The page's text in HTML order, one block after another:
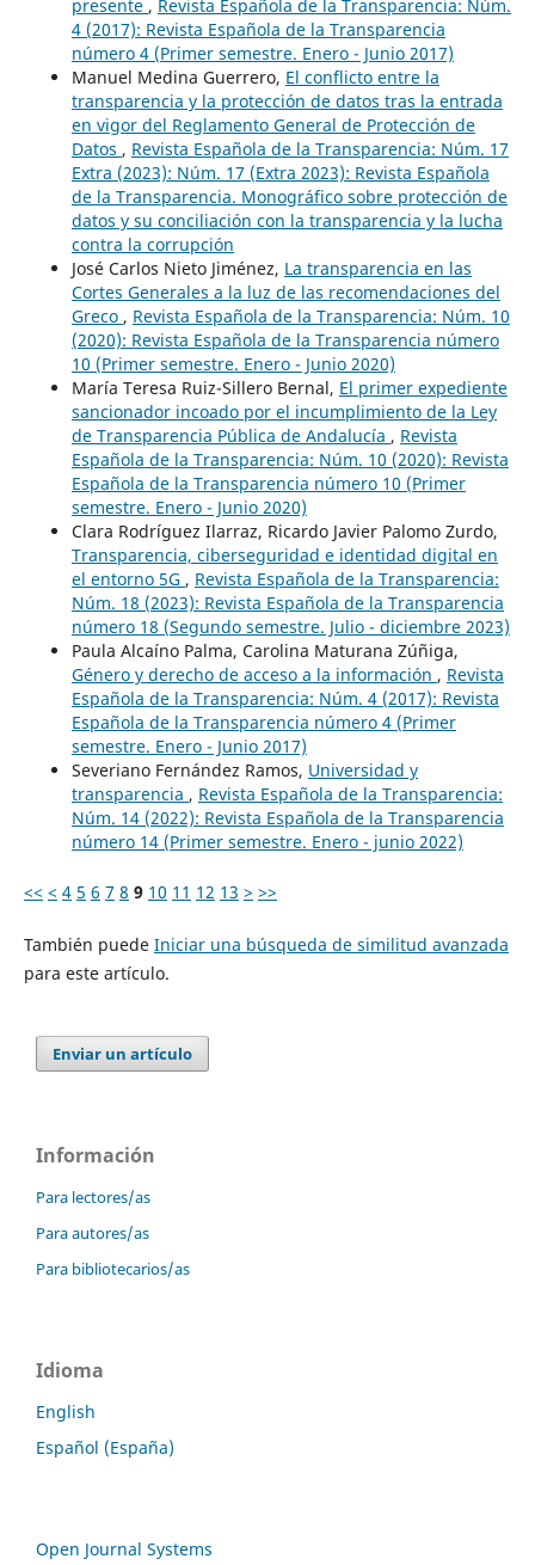
presente , Revista Española de la Transparencia: Núm.
4 (2017): Revista Española de la Transparencia
número 4 (Primer semestre. Enero - Junio 2017)
Manuel Medina Guerrero, El conflicto entre la
transparencia y la protección de datos tras la entrada
en vigor del Reglamento General de Protección de
Datos , Revista Española de la Transparencia: Núm. 17
Extra (2023): Núm. 17 (Extra 2023): Revista Española
de la Transparencia. Monográfico sobre protección de
datos y su conciliación con la transparencia y la lucha
contra la corrupción
José Carlos Nieto Jiménez, La transparencia en las
Cortes Generales a la luz de las recomendaciones del
Greco , Revista Española de la Transparencia: Núm. 10
(2020): Revista Española de la Transparencia número
10 (Primer semestre. Enero - Junio 2020)
María Teresa Ruiz-Sillero Bernal, El primer expediente
sancionador incoado por el incumplimiento de la Ley
de Transparencia Pública de Andalucía , Revista
Española de la Transparencia: Núm. 10 (2020): Revista
Española de la Transparencia número 10 (Primer
semestre. Enero - Junio 2020)
Clara Rodríguez Ilarraz, Ricardo Javier Palomo Zurdo,
Transparencia, ciberseguridad e identidad digital en
el entorno 5G , Revista Española de la Transparencia:
Núm. 18 (2023): Revista Española de la Transparencia
número 18 (Segundo semestre. Julio - diciembre 2023)
Paula Alcaíno Palma, Carolina Maturana Zúñiga,
Género y derecho de acceso a la información , Revista
Española de la Transparencia: Núm. 4 (2017): Revista
Española de la Transparencia número 4 (Primer
semestre. Enero - Junio 2017)
Severiano Fernández Ramos, Universidad y
transparencia , Revista Española de la Transparencia:
Núm. 14 (2022): Revista Española de la Transparencia
número 14 (Primer semestre. Enero - junio 2022)
<< < 4 5 6 7 8 9 10 11 12 13 > >>
También puede Iniciar una búsqueda de similitud avanzada
para este artículo.
Enviar un artículo
Información
Para lectores/as
Para autores/as
Para bibliotecarios/as
Idioma
English
Español (España)
Open Journal Systems